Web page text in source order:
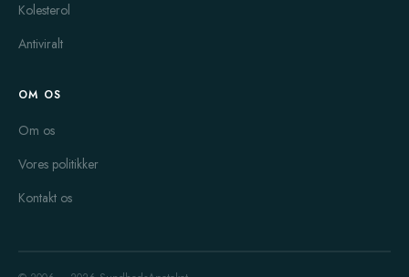
hæmme tarmbevægelser og hjælpe med at genoprette normal
tarmfunktion. Det er ofte brugt til akutte tilstande, men bør
for at undgå forstoppelse eller andre bivirkninger.
fremme mavetømning og reducere kvalme. Det er ofte
ordineret til personer med gastroparese eller andre lidelser,
Kolesterol
Antiviralt
OM OS
Om os
Vores politikker
Kontakt os